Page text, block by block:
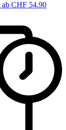
ab CHF 54.90